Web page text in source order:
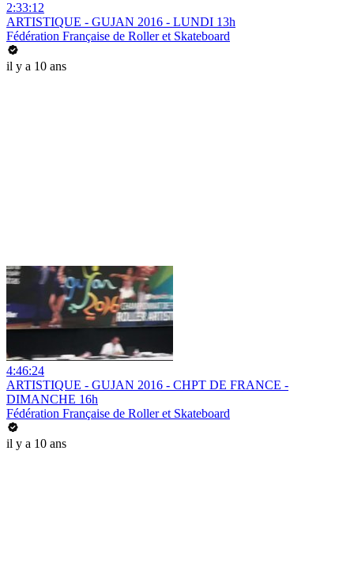
2:33:12
ARTISTIQUE - GUJAN 2016 - LUNDI 13h
Fédération Française de Roller et Skateboard
il y a 10 ans
4:46:24
ARTISTIQUE - GUJAN 2016 - CHPT DE FRANCE -
DIMANCHE 16h
Fédération Française de Roller et Skateboard
il y a 10 ans